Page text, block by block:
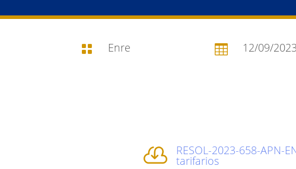
 Enre  12/09/2023
 RESOL-2023-658-APN-
tarifarios